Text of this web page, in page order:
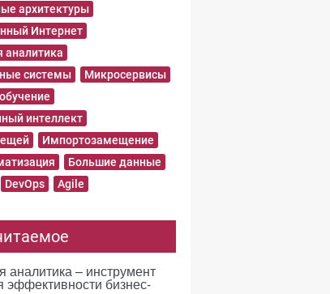
архитектуры
Интернет
аналитика
системы
Микросервисы
интеллект
Импортозамещение
Большие данные
DevOps Agile
аналитика – инструмент
бизнес-